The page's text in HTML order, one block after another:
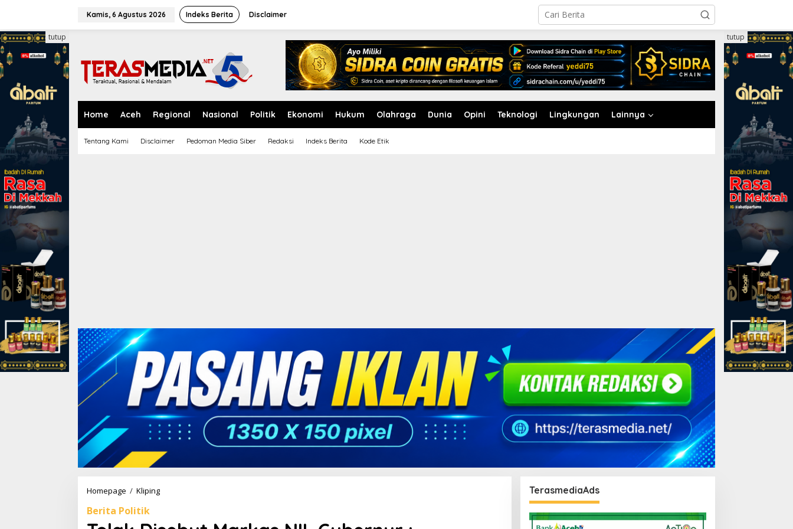
a
t
i
k
e
Kamis, 6 Agustus 2026 Indeks Berita Disclaimer
Home Aceh Regional Nasional Politik Ekonomi Hukum Olahraga Dunia Opini Teknologi Lingkungan Lainnya
Tentang Kami Disclaimer Pedoman Media Siber Redaksi Indeks Berita Kode Etik
tutup tutup
Homepage / Kliping
Berita Politik
TerasmediaAds